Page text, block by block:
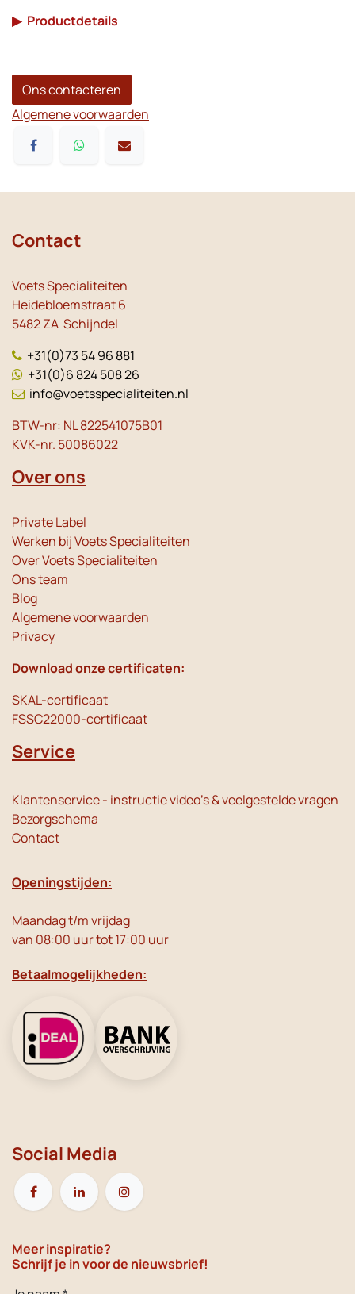
▶ Productdetails
Ons contacteren
Algemene voorwaarden
Contact
Voets Specialiteiten
Heidebloemstraat 6
5482 ZA Schijndel
+31(0)73 54 96 881
+31(0)6 824 508 26
info@voetsspecialiteiten.nl
BTW-nr: NL 822541075B01
KVK-nr. 50086022
Over ons
Private Label
Werken bij Voets Specialiteiten
Over Voets Specialiteiten
Ons team
Blog
Algemene voorwaarden
Privacy
Download onze certificaten:
SKAL-certificaat
FSSC22000-certificaat
Service
Klantenservice - instructie video's & veelgestelde vragen
Bezorgschema
Contact
Openingstijden:
Maandag t/m vrijdag
van 08:00 uur tot 17:00 uur
Betaalmogelijkheden:
Social Media
Meer inspiratie?
Schrijf je in voor de nieuwsbrief!